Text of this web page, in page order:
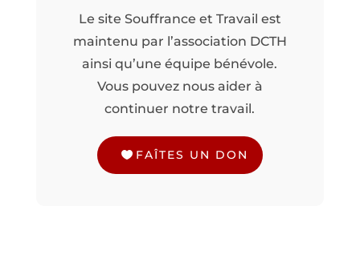
Le site Souffrance et Travail est
maintenu par l’association DCTH
ainsi qu’une équipe bénévole.
Vous pouvez nous aider à
continuer notre travail.
FAÎTES UN DON